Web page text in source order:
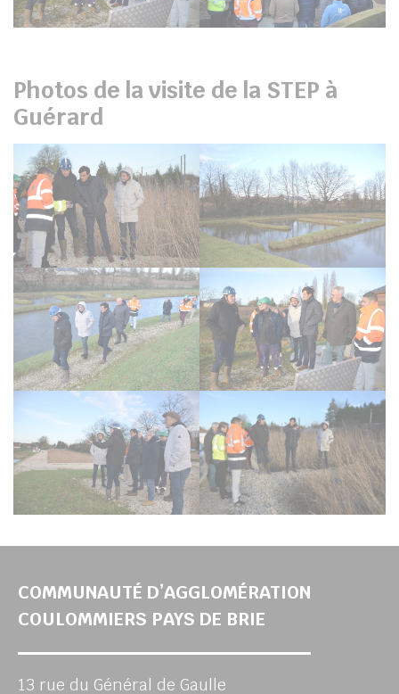
Photos de la visite de la STEP à
Guérard
COMMUNAUTÉ D’AGGLOMÉRATION
COULOMMIERS PAYS DE BRIE
13 rue du Général de Gaulle